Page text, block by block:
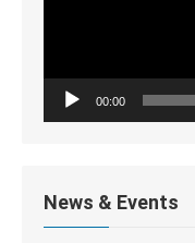
00:00
News & Events